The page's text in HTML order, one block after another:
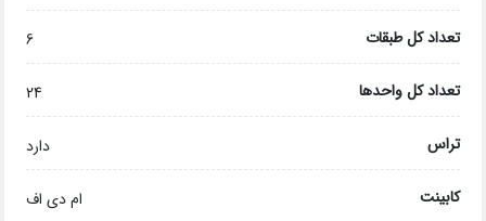
تعداد کل طبقات 6
تعداد کل واحدها 24
تراس دارد
کابینت ام دی اف